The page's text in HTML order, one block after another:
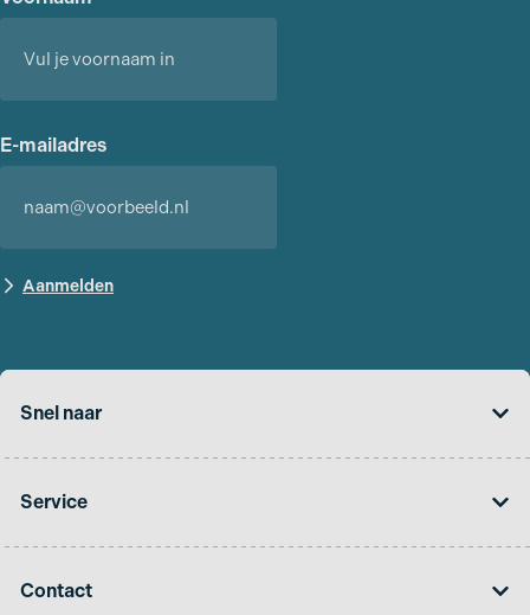
E-mailadres
Snel naar
Service
Contact